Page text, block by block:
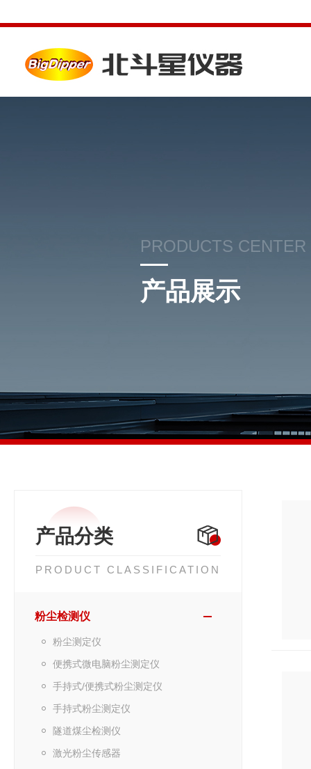
PRODUCTS CENTER
产品展示
产品分类
PRODUCT CLASSIFICATION
粉尘检测仪
粉尘测定仪
便携式微电脑粉尘测定仪
手持式/便携式粉尘测定仪
手持式粉尘测定仪
隧道煤尘检测仪
激光粉尘传感器